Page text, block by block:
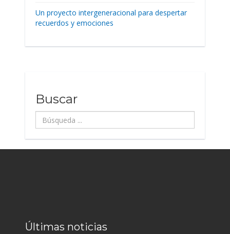
Un proyecto intergeneracional para despertar
recuerdos y emociones
Buscar
Búsqueda
...
Últimas noticias